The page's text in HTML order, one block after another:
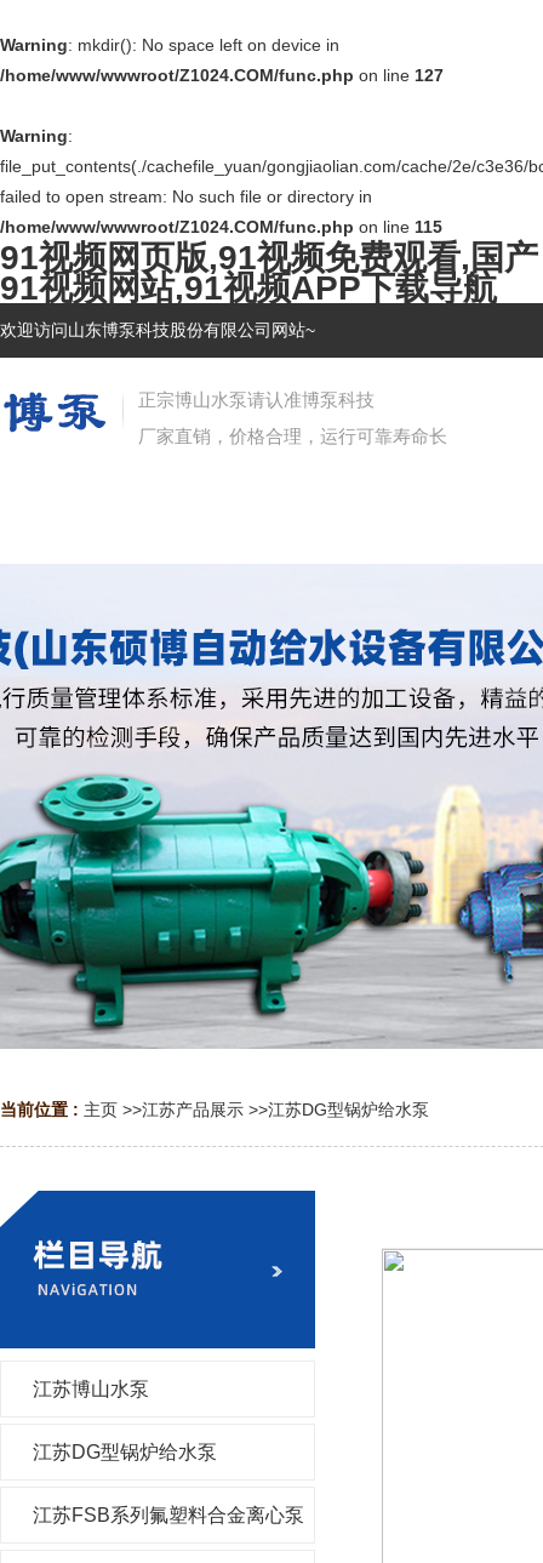
Warning: mkdir(): No space left on device in
/home/www/wwwroot/Z1024.COM/func.php on line 127
Warning:
file_put_contents(./cachefile_yuan/gongjiaolian.com/cache/2e/c3e36/
failed to open stream: No such file or directory in
/home/www/wwwroot/Z1024.COM/func.php on line 115
91视频网页版,91视频免费观看,国产
91视频网站,91视频APP下载导航
欢迎访问山东博泵科技股份有限公司网站~
正宗博山水泵请认准博泵科技
厂家直销，价格合理，运行可靠寿命长
当前位置 : 主页 >>江苏产品展示 >>江苏DG型锅炉给水泵
江苏博山水泵
江苏DG型锅炉给水泵
江苏FSB系列氟塑料合金离心泵